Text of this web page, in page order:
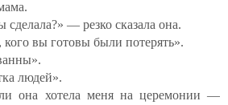
— резко сказала она.
кого вы готовы были потерять».
людей».
она хотела меня на церемонии —